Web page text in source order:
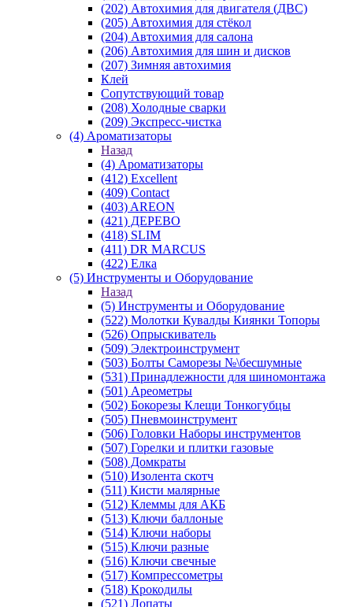
(202) Автохимия для двигателя (ДВС)
(205) Автохимия для стёкол
(204) Автохимия для салона
(206) Автохимия для шин и дисков
(207) Зимняя автохимия
Клей
Сопутствующий товар
(208) Холодные сварки
(209) Экспреcс-чистка
(4) Ароматизаторы
Назад
(4) Ароматизаторы
(412) Excellent
(409) Contact
(403) AREON
(421) ДЕРЕВО
(418) SLIM
(411) DR MARCUS
(422) Елка
(5) Инструменты и Оборудование
Назад
(5) Инструменты и Оборудование
(522) Молотки Кувалды Киянки Топоры
(526) Опрыскиватель
(509) Электроинструмент
(503) Болты Саморезы №\бесшумные
(531) Принадлежности для шиномонтажа
(501) Ареометры
(502) Бокорезы Клещи Тонкогубцы
(505) Пневмоинструмент
(506) Головки Наборы инструментов
(507) Горелки и плитки газовые
(508) Домкраты
(510) Изолента скотч
(511) Кисти малярные
(512) Клеммы для АКБ
(513) Ключи баллоные
(514) Ключи наборы
(515) Ключи разные
(516) Ключи свечные
(517) Компрессометры
(518) Крокодилы
(521) Лопаты